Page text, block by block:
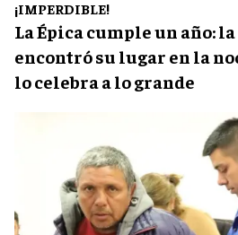
¡IMPERDIBLE!
La Épica cumple un año:
encontró su lugar en la
lo celebra a lo grande